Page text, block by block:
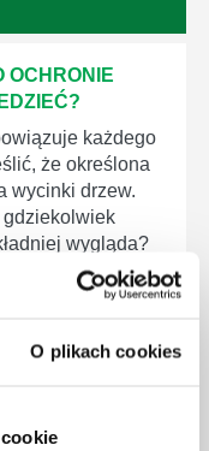
O plikach cookies
OCHRONIE
każdego
że określona
wycinki drzew.
gdziekolwiek
wygląda?
cokolwiek?